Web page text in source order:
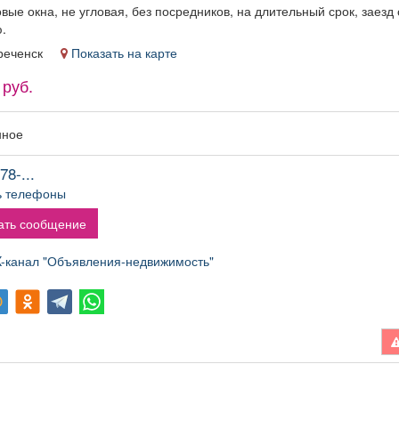
окна, не угловая, без посредников, на длительный срок, заезд
Показать на карте
...
телефоны
сообщение
канал "Объявления-недвижимость"